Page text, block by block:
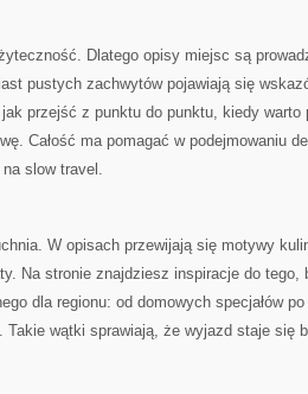
Dlatego opisy miejsc są
pustych zachwytów pojawiają się
przejść z punktu do punktu, kiedy
Całość ma pomagać w podejmowaniu
slow travel.
W opisach przewijają się motywy
Na stronie znajdziesz inspiracje do tego,
dla regionu: od domowych specjałów
wątki sprawiają, że wyjazd staje się